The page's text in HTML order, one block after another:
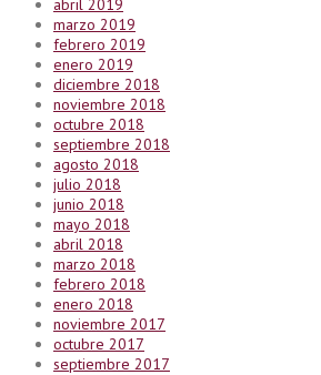
abril 2019
marzo 2019
febrero 2019
enero 2019
diciembre 2018
noviembre 2018
octubre 2018
septiembre 2018
agosto 2018
julio 2018
junio 2018
mayo 2018
abril 2018
marzo 2018
febrero 2018
enero 2018
noviembre 2017
octubre 2017
septiembre 2017